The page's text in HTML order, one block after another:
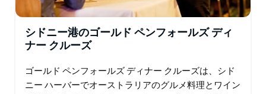
シドニー港のゴールド ペンフォールズ ディ
ナー クルーズ
ゴールド ペンフォールズ ディナー クルーズは、シド
ニー ハーバーでオーストラリアのグルメ料理とワイン